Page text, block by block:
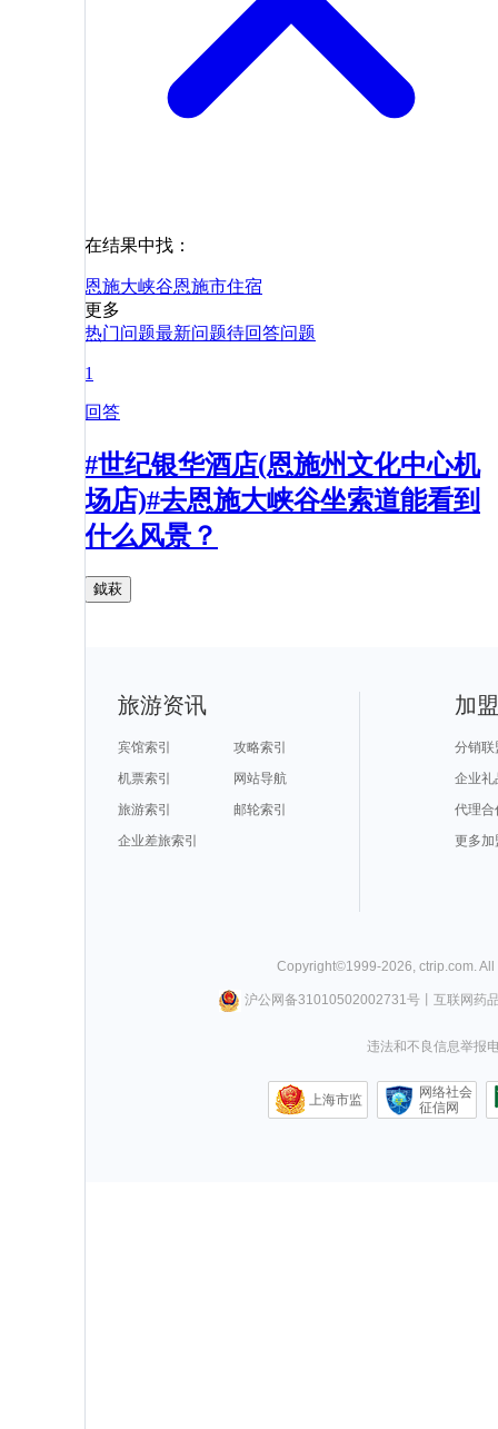
在结果中找：
恩施大峡谷恩施市住宿
更多
热门问题最新问题待回答问题
1
回答
#世纪银华酒店(恩施州文化中心机
场店)#去恩施大峡谷坐索道能看到
什么风景？
鉞萩
旅游资讯
宾馆索引
攻略索引
机票索引
网站导航
旅游索引
邮轮索引
企业差旅索引
加
分销联
企业礼
代理合
更多加
Copyright©1999-2026 ctrip.com .
沪公网备31010502002731号丨 互联网药
违法和不良信息举报
上海市监
网络社会
征信网